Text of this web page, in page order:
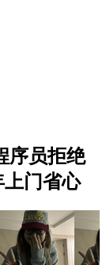
序员拒绝
门省心